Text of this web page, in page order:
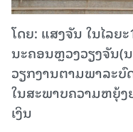
ໂດຍ: ແສງຈັນ ໃນໄລຍ
ນະຄອນຫຼວງວຽງຈັນ(
ວຽກງານຕາມພາລະ
ໃນສະພາບຄວາມຫຍຸ້ງ
ເງິນ